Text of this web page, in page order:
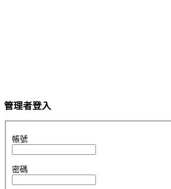
管理者登入
帳號
密碼